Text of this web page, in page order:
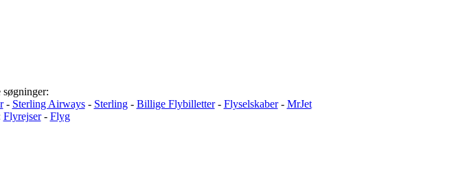
- Sterling Airways- Sterling- Billige Flybilletter- Flyselskaber- MrJet
Flyrejser- Flyg